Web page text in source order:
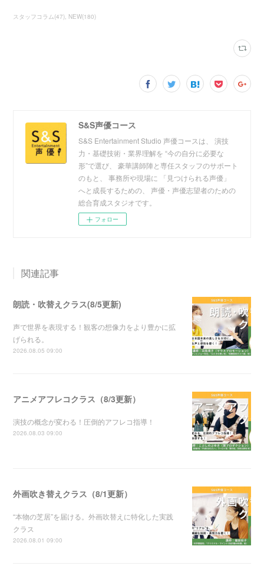
スタッフコラム (47) NEW(180)
S&S声優コース
S&S Entertainment Studio 声優コースは、 演技
力・基礎技術・業界理解を “今の自分に必要な
形”で選び、 豪華講師陣と専任スタッフのサポート
のもと、 事務所や現場に 「見つけられる声優」
へと成長するための、 声優・声優志望者のための
総合育成スタジオです。
フォロー
関連記事
朗読・吹替えクラス(8/5更新)
声で世界を表現する！観客の想像力をより豊かに拡
げられる。
2026.08.05 09:00
アニメアフレコクラス（8/3更新）
演技の概念が変わる！圧倒的アフレコ指導！
2026.08.03 09:00
外画吹き替えクラス（8/1更新）
“本物の芝居”を届ける。外画吹替えに特化した実践
クラス
2026.08.01 09:00